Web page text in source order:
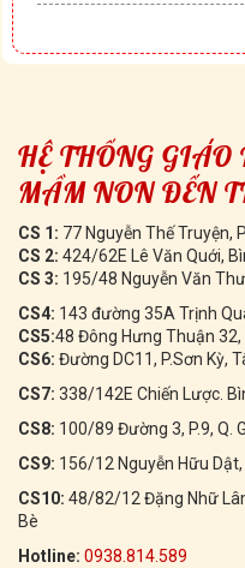
HỆ THỐNG
MẦM NON ĐẾN
CS 1: 77 Nguyễn Thế Truyện,
CS 2: 424/62E Lê Văn Quới,
CS 3: 195/48 Nguyễn Văn
CS4: 143 đường 35A Trịnh
CS5:48 Đông Hưng Thuận
CS6: Đường DC11, P.Sơn Kỳ,
CS7: 338/142E Chiến Lược.
CS8: 100/89 Đường 3, P.9, Q.
CS9: 156/12 Nguyễn Hữu
CS10: 48/82/12 Đặng Nhữ
Bè
Hotline: 0938.814.589